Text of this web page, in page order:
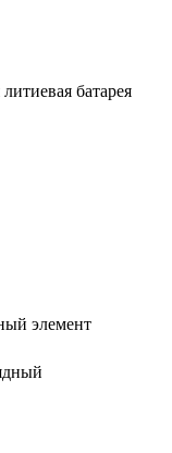
батарея
элемент